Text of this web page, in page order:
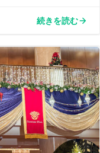
続きを読む